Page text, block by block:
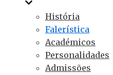
História
Falerística
Académicos
Personalidades
Admissões